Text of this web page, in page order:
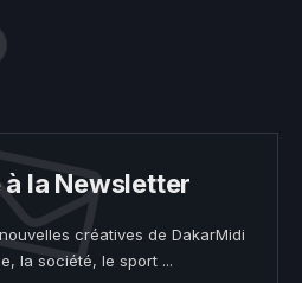
la Newsletter
créatives de DakarMidi
la société, le sport ...